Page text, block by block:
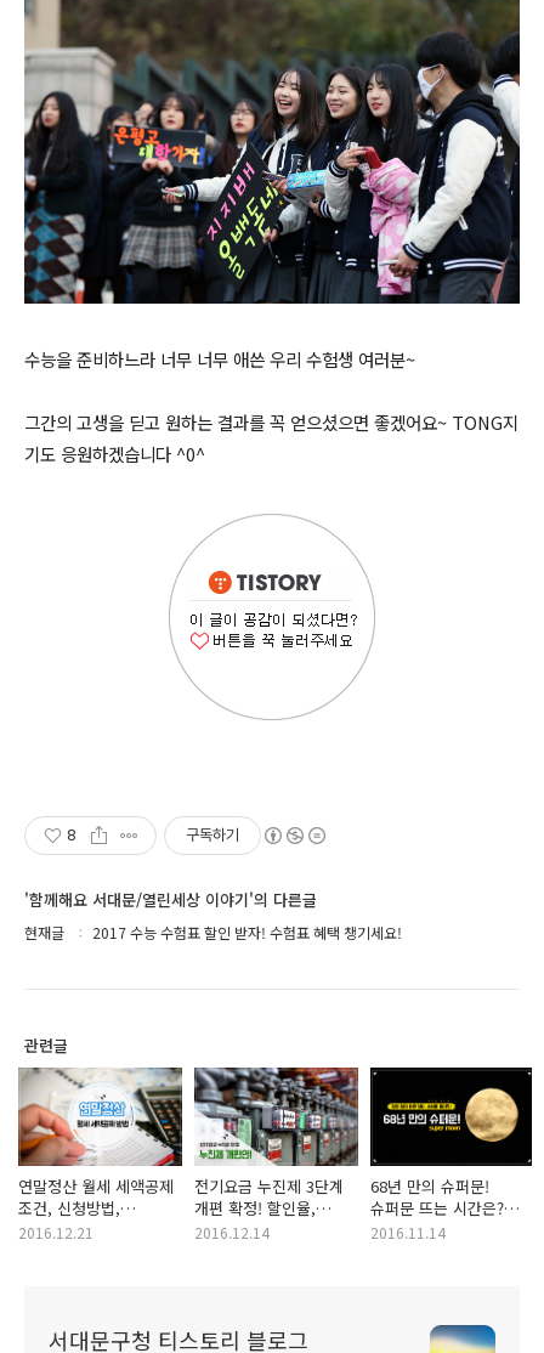
수능을 준비하느라 너무 너무 애쓴 우리 수험생 여러분~
그간의 고생을 딛고 원하는 결과를 꼭 얻으셨으면 좋겠어요~ TONG지
기도 응원하겠습니다 ^0^
8 구독하기
'함께해요 서대문/열린세상 이야기'의 다른글
현재글 2017 수능 수험표 할인 받자! 수험표 혜택 챙기세요!
관련글
연말정산 월세 세액공제
조건, 신청방법,
준비물은?
2016.12.21
전기요금 누진제 3단계
개편 확정! 할인율,
누진구간, 기본요금은?
2016.12.14
68년 만의 슈퍼문!
슈퍼문 뜨는 시간은?
슈퍼문 보기 좋은
2016.11.14
서대문구청 티스토리 블로그